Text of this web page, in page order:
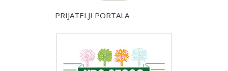
PRIJATELJI PORTALA